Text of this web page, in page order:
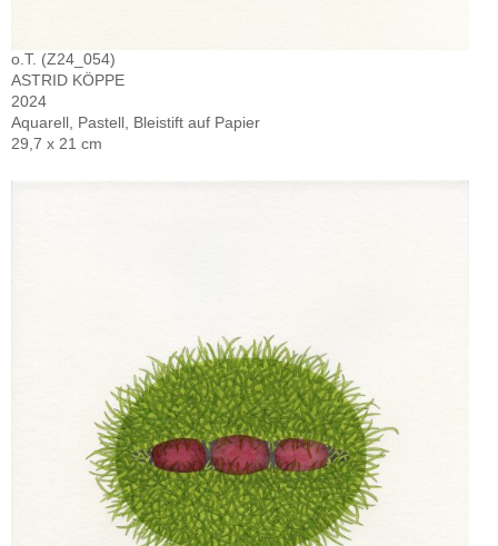
o.T. (Z24_054)
ASTRID KÖPPE
2024
Aquarell, Pastell, Bleistift auf Papier
29,7 x 21 cm